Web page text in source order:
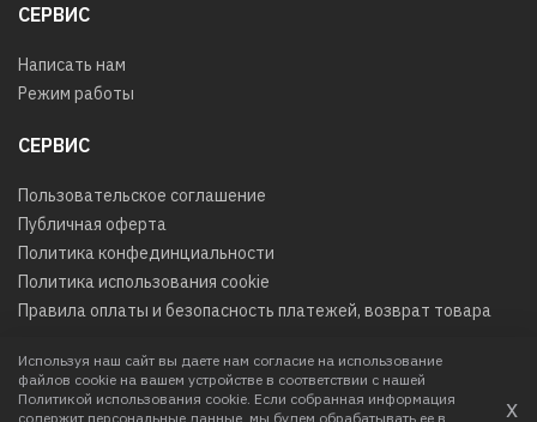
СЕРВИС
Написать нам
Режим работы
СЕРВИС
Пользовательское соглашение
Публичная оферта
Политика конфединциальности
Политика использования cookie
Правила оплаты и безопасность платежей, возврат товара
© 2026Любое использование контента без письменного
разрешения запрещено
Используя наш сайт вы даете нам согласие на использование
файлов cookie на вашем устройстве в соответствии с нашей
Политикой использования cookie. Если собранная информация
содержит персональные данные, мы будем обрабатывать ее в
х